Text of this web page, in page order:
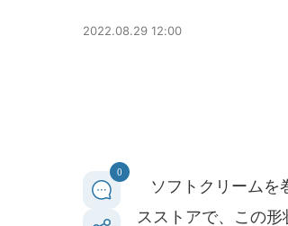
2022.08.29 12:00
0
ソフトクリームを
スストアで、この形